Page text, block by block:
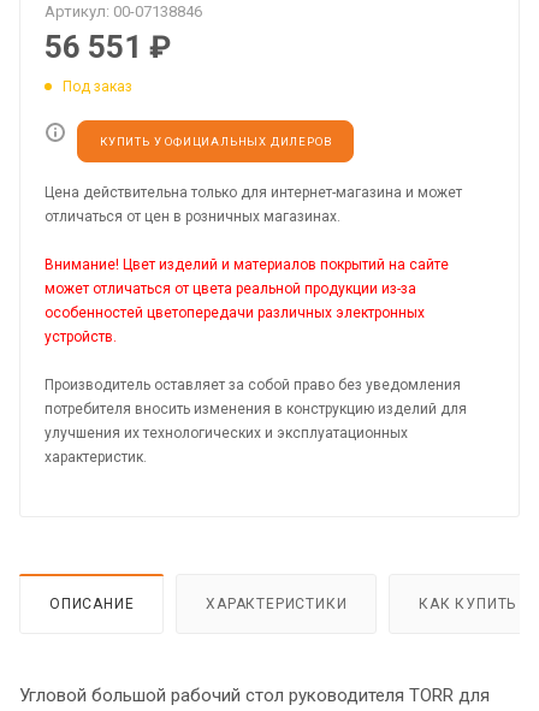
Артикул: 00-07138846
56 551 ₽
Под заказ
КУПИТЬ У ОФИЦИАЛЬНЫХ ДИЛЕРОВ
Цена действительна только для интернет-магазина и может
отличаться от цен в розничных магазинах.
Внимание! Цвет изделий и материалов покрытий на сайте
может отличаться от цвета реальной продукции из-за
особенностей цветопередачи различных электронных
устройств.
Производитель оставляет за собой право без уведомления
потребителя вносить изменения в конструкцию изделий для
улучшения их технологических и эксплуатационных
характеристик.
ОПИСАНИЕ ХАРАКТЕРИСТИКИ КАК КУПИТЬ
Угловой большой рабочий стол руководителя TORR для